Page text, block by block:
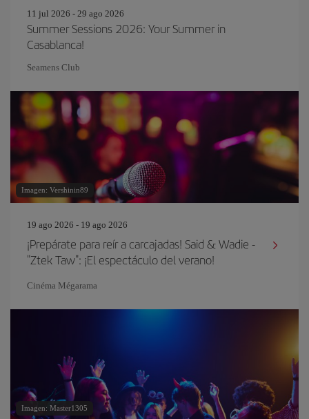
11 jul 2026 - 29 ago 2026
Summer Sessions 2026: Your Summer in
Casablanca!
Seamens Club
Imagen: Vershinin89
19 ago 2026 - 19 ago 2026
¡Prepárate para reír a carcajadas! Said & Wadie -
"Ztek Taw": ¡El espectáculo del verano!
Cinéma Mégarama
Imagen: Master1305